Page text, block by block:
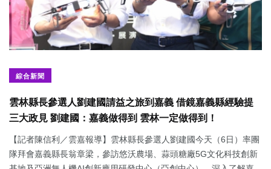
綜合新聞
雲林縣長參選人劉建國請益之旅到嘉義 借鏡嘉義縣經驗提
三大政見 劉建國：嘉義做得到 雲林一定做得到！
【記者陳信利／雲嘉報導】雲林縣長參選人劉建國今天（6日）率團
隊拜會嘉義縣長翁章梁，參訪悠沃農場、蒜頭糖廠5G文化科技創新